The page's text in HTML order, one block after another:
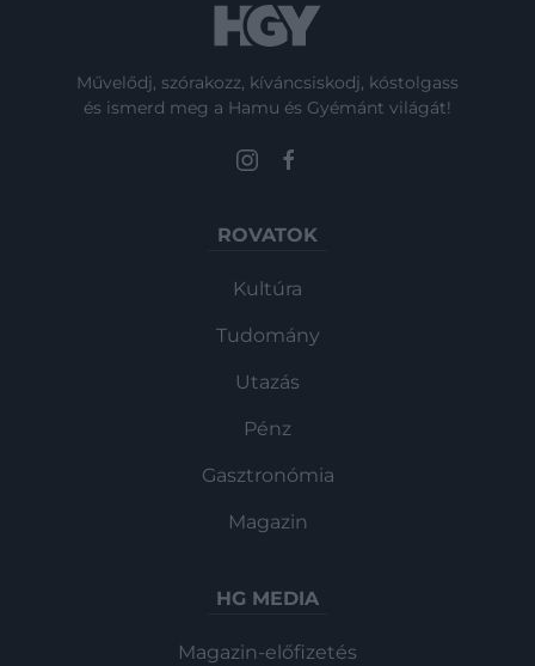
Művelődj, szórakozz, kíváncsiskodj, kóstolgass
és ismerd meg a Hamu és Gyémánt világát!
ROVATOK
Kultúra
Tudomány
Utazás
Pénz
Gasztronómia
Magazin
HG MEDIA
Magazin-előfizetés